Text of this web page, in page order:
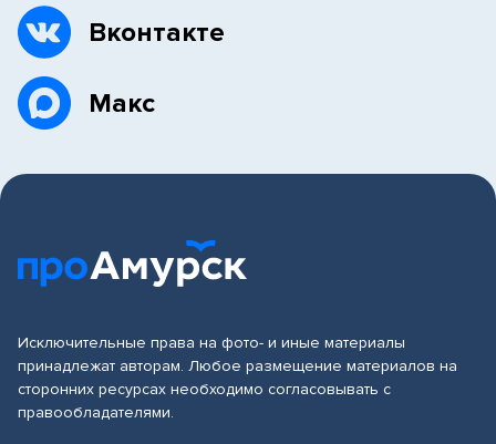
Вконтакте
Макс
Исключительные права на фото- и иные материалы
принадлежат авторам. Любое размещение материалов на
сторонних ресурсах необходимо согласовывать с
правообладателями.